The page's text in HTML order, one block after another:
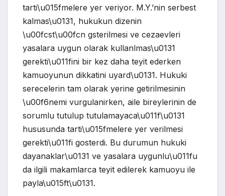
tarti\u015fmelere yer veriyor. M.Y.’nin serbest
kalmas\u0131, hukukun dizenin
\u00fcst\u00fcn gsterilmesi ve cezaevleri
yasalara uygun olarak kullanlmas\u0131
gerekti\u011fini bir kez daha teyit ederken
kamuoyunun dikkatini uyard\u0131. Hukuki
serecelerin tam olarak yerine getirilmesinin
\u00f6nemi vurgulanirken, aile bireylerinin de
sorumlu tutulup tutulamayaca\u011f\u0131
hususunda tarti\u015fmelere yer verilmesi
gerekti\u011fi gosterdi. Bu durumun hukuki
dayanaklar\u0131 ve yasalara uygunlu\u011fu
da ilgili makamlarca teyit edilerek kamuoyu ile
payla\u015ft\u0131.